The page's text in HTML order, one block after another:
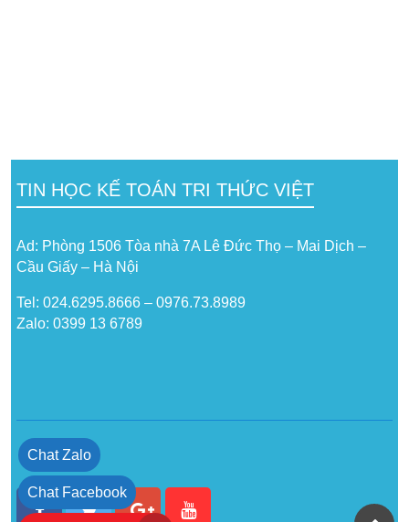
TIN HỌC KẾ TOÁN TRI THỨC VIỆT
Ad: Phòng 1506 Tòa nhà 7A Lê Đức Thọ – Mai Dịch –
Cầu Giấy – Hà Nội
Tel: 024.6295.8666 – 0976.73.8989
Zalo: 0399 13 6789
Chat Zalo
Chat Facebook